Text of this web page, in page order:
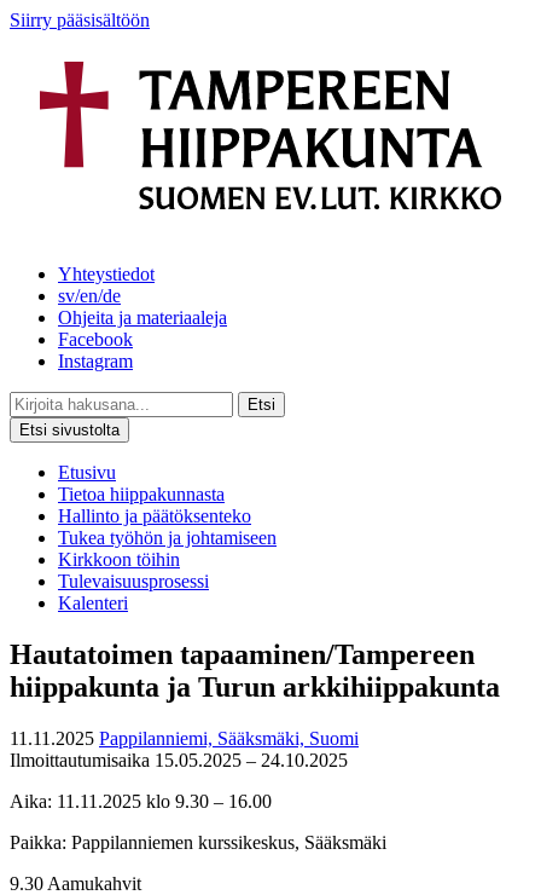
Siirry pääsisältöön
Yhteystiedot
sv/en/de
Ohjeita ja materiaaleja
Facebook
Instagram
Etsi
Etsi sivustolta
Etusivu
Tietoa hiippakunnasta
Hallinto ja päätöksenteko
Tukea työhön ja johtamiseen
Kirkkoon töihin
Tulevaisuusprosessi
Kalenteri
Hautatoimen tapaaminen/Tampereen
hiippakunta ja Turun arkkihiippakunta
11.11.2025 Pappilanniemi, Sääksmäki, Suomi
Ilmoittautumisaika 15.05.2025 – 24.10.2025
Aika: 11.11.2025 klo 9.30 – 16.00
Paikka: Pappilanniemen kurssikeskus, Sääksmäki
9.30 Aamukahvit